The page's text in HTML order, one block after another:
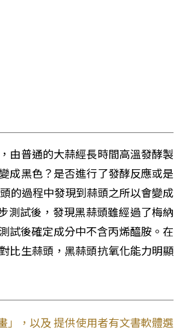
由普通的大蒜經長時間高溫發酵製
成黑色？是否進行了發酵反應或是
的過程中發現到蒜頭之所以會變成
測試後，發現黑蒜頭雖經過了梅納
試後確定成分中不含丙烯醯胺。在
比生蒜頭，黑蒜頭抗氧化能力明顯
」，以及 提供使用者有文書軟體選